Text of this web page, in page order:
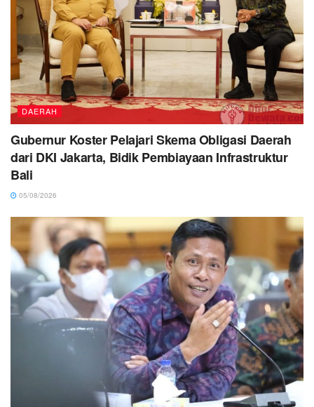
DAERAH
Gubernur Koster Pelajari Skema Obligasi Daerah
dari DKI Jakarta, Bidik Pembiayaan Infrastruktur
Bali
05/08/2026